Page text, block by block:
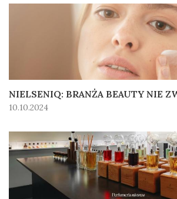
NIELSENIQ: BRANŻA BEAUTY NIE
10.10.2024